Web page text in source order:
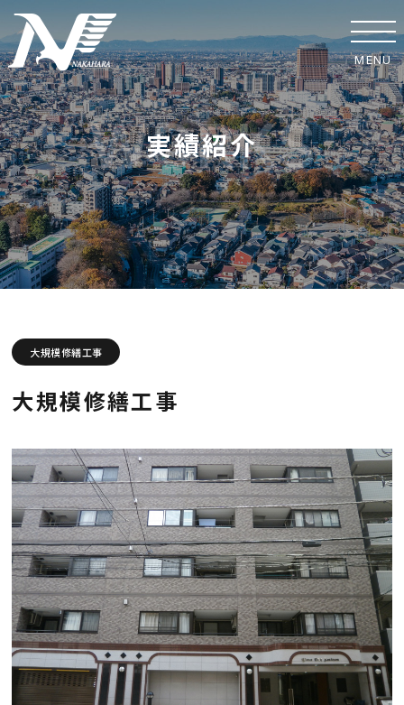
MENU
ホーム
事業紹介
実績紹介
中原工業の取り組み
安全への取り組み
協力業者の皆様へ
採用情報
お知らせ
お問い合わせ
プライバシーポリシー
実績紹介
大規模修繕工事
大規模修繕工事